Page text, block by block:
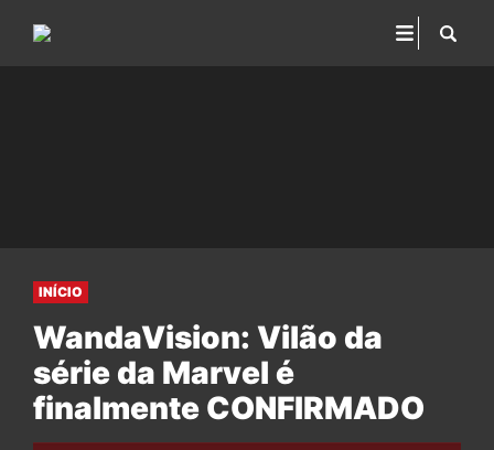
INÍCIO
WandaVision: Vilão da
série da Marvel é
finalmente CONFIRMADO